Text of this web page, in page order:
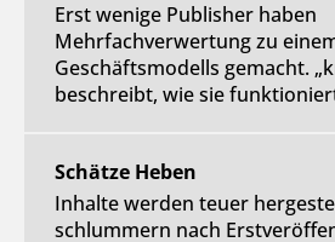
Erst wenige Publisher haben
Mehrfachverwertung zu
Geschäftsmodells gemacht.
beschreibt, wie sie
Schätze Heben
Inhalte werden teuer
schlummern nach